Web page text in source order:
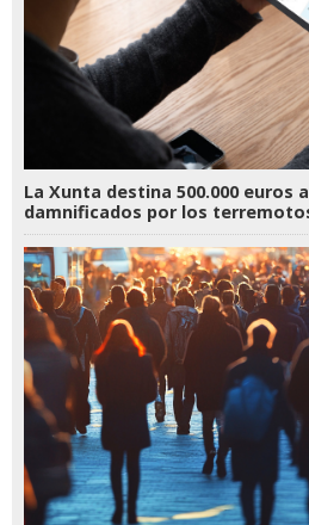
La Xunta destina 500.000 euros
damnificados por los